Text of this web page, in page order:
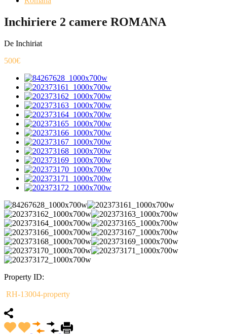
Inchiriere 2 camere ROMANA
De Inchiriat
500€
Property ID:
RH-13004-property